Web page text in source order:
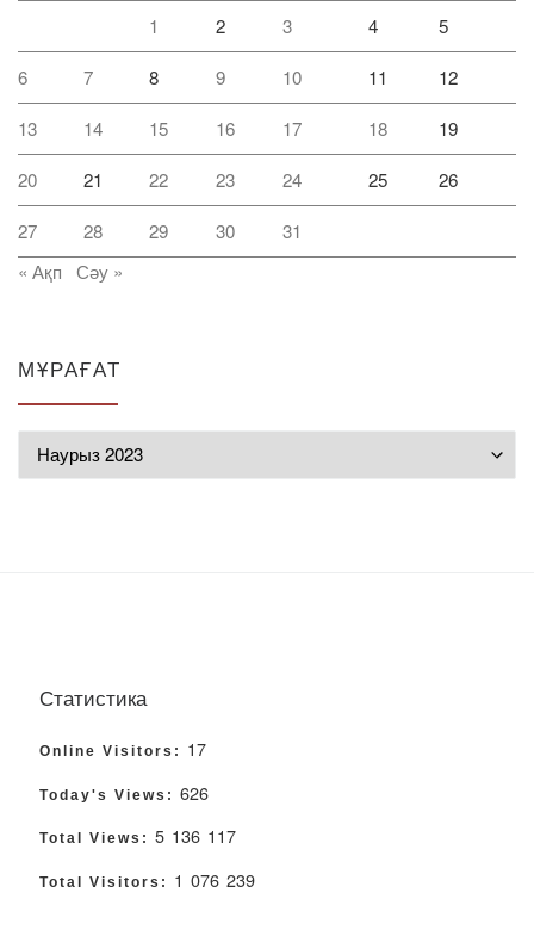
1 2 3 4 5
6 7 8 9 10 11 12
13 14 15 16 17 18 19
20 21 22 23 24 25 26
27 28 29 30
31
« Ақп
Сәу »
МҰРАҒАТ
Статистика
Online Visitors: 17
Today's Views: 626
Total Views: 5 136 117
Total Visitors: 1 076 239